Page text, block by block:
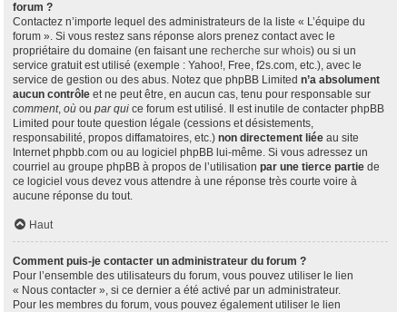
forum ?
Contactez n’importe lequel des administrateurs de la liste « L’équipe du
forum ». Si vous restez sans réponse alors prenez contact avec le
propriétaire du domaine (en faisant une recherche sur whois) ou si un
service gratuit est utilisé (exemple : Yahoo!, Free, f2s.com, etc.), avec le
service de gestion ou des abus. Notez que phpBB Limited n’a absolument
aucun contrôle et ne peut être, en aucun cas, tenu pour responsable sur
comment, où ou par qui ce forum est utilisé. Il est inutile de contacter phpBB
Limited pour toute question légale (cessions et désistements,
responsabilité, propos diffamatoires, etc.) non directement liée au site
Internet phpbb.com ou au logiciel phpBB lui-même. Si vous adressez un
courriel au groupe phpBB à propos de l’utilisation par une tierce partie de
ce logiciel vous devez vous attendre à une réponse très courte voire à
aucune réponse du tout.
Haut
Comment puis-je contacter un administrateur du forum ?
Pour l’ensemble des utilisateurs du forum, vous pouvez utiliser le lien
« Nous contacter », si ce dernier a été activé par un administrateur.
Pour les membres du forum, vous pouvez également utiliser le lien